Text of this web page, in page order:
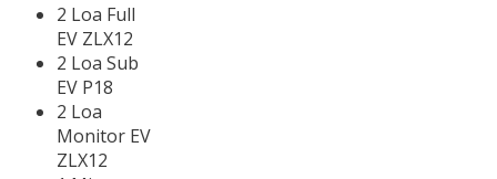
2 Loa Full
EV ZLX12
2 Loa Sub
EV P18
2 Loa
Monitor EV
ZLX12